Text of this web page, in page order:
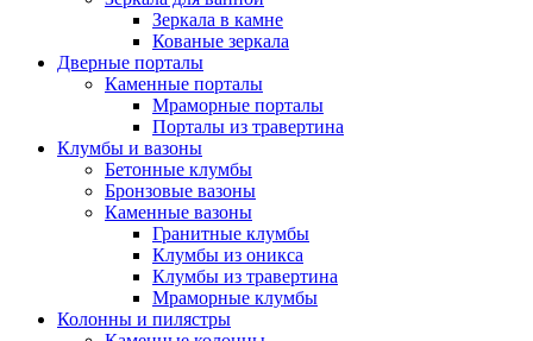
Зеркала в камне
Кованые зеркала
Дверные порталы
Каменные порталы
Мраморные порталы
Порталы из травертина
Клумбы и вазоны
Бетонные клумбы
Бронзовые вазоны
Каменные вазоны
Гранитные клумбы
Клумбы из оникса
Клумбы из травертина
Мраморные клумбы
Колонны и пилястры